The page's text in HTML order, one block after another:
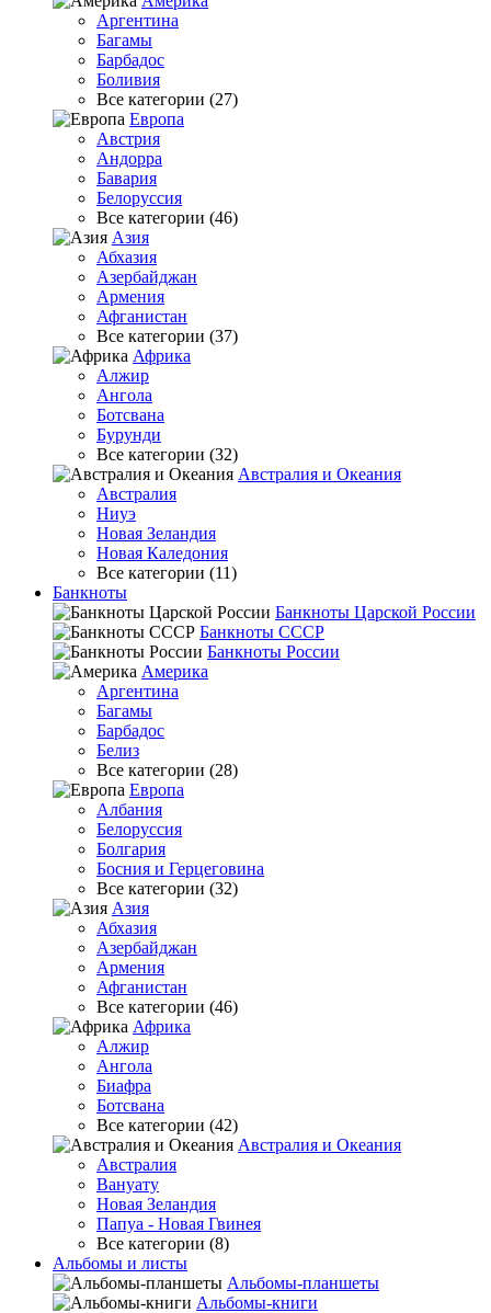
Аргентина
Багамы
Барбадос
Боливия
Все категории (27)
Европа
Австрия
Андорра
Бавария
Белоруссия
Все категории (46)
Азия
Абхазия
Азербайджан
Армения
Афганистан
Все категории (37)
Африка
Алжир
Ангола
Ботсвана
Бурунди
Все категории (32)
Австралия и Океания
Австралия
Ниуэ
Новая Зеландия
Новая Каледония
Все категории (11)
Банкноты
Банкноты Царской России
Банкноты СССР
Банкноты России
Америка
Аргентина
Багамы
Барбадос
Белиз
Все категории (28)
Европа
Албания
Белоруссия
Болгария
Босния и Герцеговина
Все категории (32)
Азия
Абхазия
Азербайджан
Армения
Афганистан
Все категории (46)
Африка
Алжир
Ангола
Биафра
Ботсвана
Все категории (42)
Австралия и Океания
Австралия
Вануату
Новая Зеландия
Папуа - Новая Гвинея
Все категории (8)
Альбомы и листы
Альбомы-планшеты
Альбомы-книги